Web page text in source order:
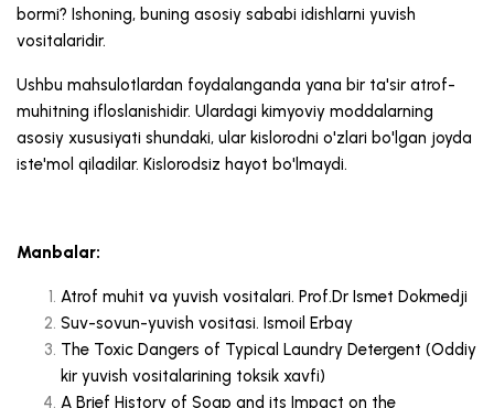
bormi? Ishoning, buning asosiy sababi idishlarni yuvish
vositalaridir.
Ushbu mahsulotlardan foydalanganda yana bir ta'sir atrof-
muhitning ifloslanishidir. Ulardagi kimyoviy moddalarning
asosiy xususiyati shundaki, ular kislorodni o'zlari bo'lgan joyda
iste'mol qiladilar. Kislorodsiz hayot bo'lmaydi.
Manbalar:
Atrof muhit va yuvish vositalari. Prof.Dr Ismet Dokmedji
Suv-sovun-yuvish vositasi. Ismoil Erbay
The Toxic Dangers of Typical Laundry Detergent (Oddiy
kir yuvish vositalarining toksik xavfi)
A Brief History of Soap and its Impact on the